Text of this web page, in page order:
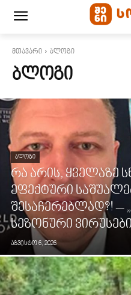
მთავარი ბლოგი
ᲑᲚᲝᲒᲘ
ᲑᲚᲝᲒᲘ
რა არის, ყველაზე
ეფექტური
შესაჩერებლად?! –
სეზონური
აგვისტო 6, 2026